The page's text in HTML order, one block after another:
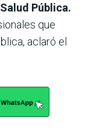
Pública.
que
aclaró el